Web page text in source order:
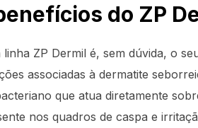
do ZP
ZP Dermil é, sem dúvida, o
associadas à dermatite
que atua diretamente
nos quadros de caspa e